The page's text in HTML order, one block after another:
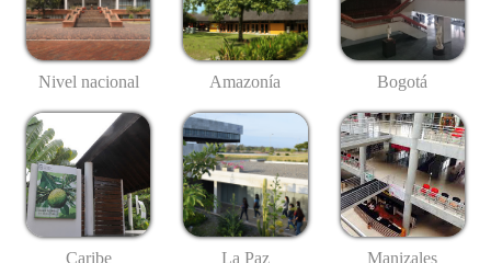
Nivel nacional Amazonía Bogotá
Caribe La Paz Manizales